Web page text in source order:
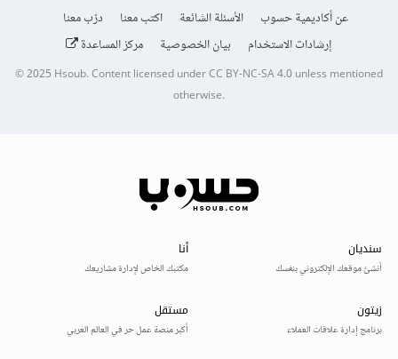
عن أكاديمية حسوب الأسئلة الشائعة اكتب معنا
درّب معنا
إرشادات الاستخدام
بيان الخصوصية مركز المساعدة
© 2025Hsoub.Content licensed underCC BY-NC-SA 4.0unless mentioned
otherwise.